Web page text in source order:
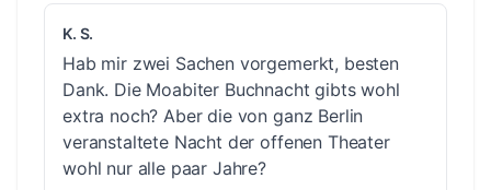
K. S.
Hab mir zwei Sachen vorgemerkt, besten
Dank. Die Moabiter Buchnacht gibts wohl
extra noch? Aber die von ganz Berlin
veranstaltete Nacht der offenen Theater
wohl nur alle paar Jahre?